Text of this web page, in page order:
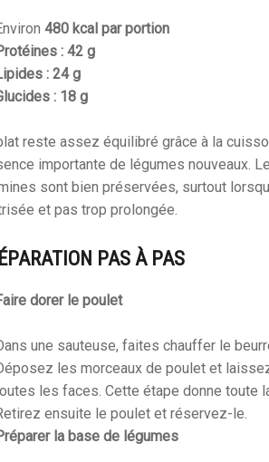
480 kcal par portion
: 42 g
: 24 g
: 18 g
reste assez équilibré grâce à la
importante de légumes nouveaux.
sont bien préservées, surtout
et pas trop prolongée.
PAS À PAS
dorer le poulet
une sauteuse, faites chauffer le
les morceaux de poulet et
les faces. Cette étape donne toute
ensuite le poulet et réservez-le.
la base de légumes